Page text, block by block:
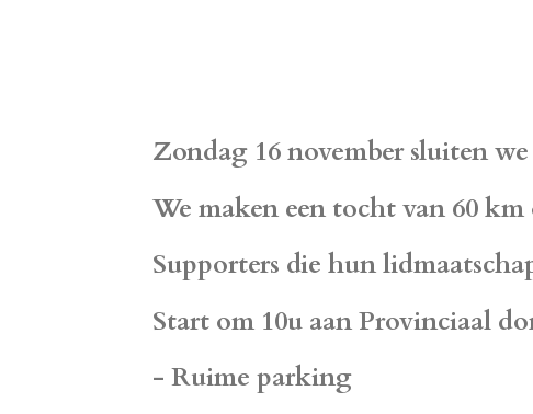
Zondag 16 november sluiten
We maken een tocht van 60 km
Supporters die hun
Start om 10u aan Provinciaal
- Ruime parking